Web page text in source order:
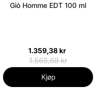
Giò Homme EDT 100 ml
1.359,38 kr
1.568,68 kr
Kjøp